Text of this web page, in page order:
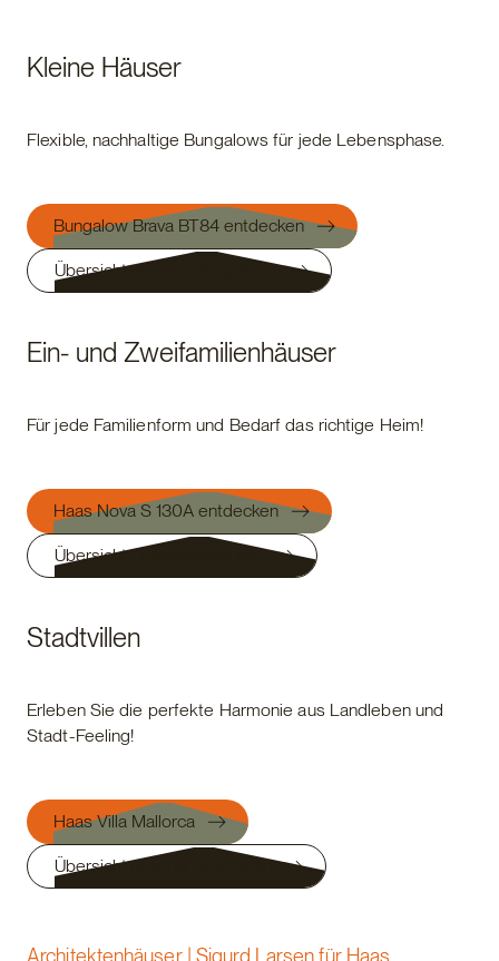
Kleine Häuser
Flexible, nachhaltige Bungalows für jede Lebensphase.
Bungalow Brava BT84 entdecken
Übersicht unserer Bungalows
Ein- und Zweifamilienhäuser
Für jede Familienform und Bedarf das richtige Heim!
Haas Nova S 130A entdecken
Übersicht Einfamilienhäuser
Stadtvillen
Erleben Sie die perfekte Harmonie aus Landleben und
Stadt-Feeling!
Haas Villa Mallorca
Übersicht unserer Stadtvillen
Architektenhäuser | Sigurd Larsen für Haas